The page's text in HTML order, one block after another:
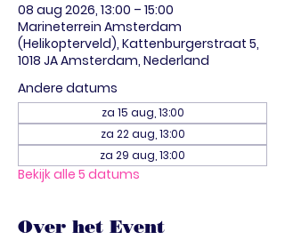
08 aug 2026, 13:00 – 15:00
Marineterrein Amsterdam
(Helikopterveld), Kattenburgerstraat 5,
1018 JA Amsterdam, Nederland
Andere datums
za 15 aug, 13:00
za 22 aug, 13:00
za 29 aug, 13:00
Bekijk alle 5 datums
Over het Event